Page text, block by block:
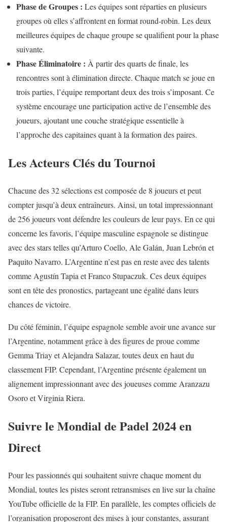
Phase de Groupes : Les équipes sont réparties en plusieurs
groupes où elles s’affrontent en format round-robin. Les deux
meilleures équipes de chaque groupe se qualifient pour la phase
suivante.
Phase Éliminatoire : À partir des quarts de finale, les
rencontres sont à élimination directe. Chaque match se joue en
trois parties, l’équipe remportant deux des trois s’imposant. Ce
système encourage une participation active de l’ensemble des
joueurs, ajoutant une couche stratégique essentielle à
l’approche des capitaines quant à la formation des paires.
Les Acteurs Clés du Tournoi
Chacune des 32 sélections est composée de 8 joueurs et peut
compter jusqu’à deux entraîneurs. Ainsi, un total impressionnant
de 256 joueurs vont défendre les couleurs de leur pays. En ce qui
concerne les favoris, l’équipe masculine espagnole se distingue
avec des stars telles qu’Arturo Coello, Ale Galán, Juan Lebrón et
Paquito Navarro. L’Argentine n’est pas en reste avec des talents
comme Agustín Tapia et Franco Stupaczuk. Ces deux équipes
sont en tête des pronostics, partageant une égalité dans leurs
chances de victoire.
Du côté féminin, l’équipe espagnole semble avoir une avance sur
l’Argentine, notamment grâce à des figures de proue comme
Gemma Triay et Alejandra Salazar, toutes deux en haut du
classement FIP. Cependant, l’Argentine présente également un
alignement impressionnant avec des joueuses comme Aranzazu
Osoro et Virginia Riera.
Suivre le Mondial de Padel 2024 en
Direct
Pour les passionnés qui souhaitent suivre chaque moment du
Mondial, toutes les pistes seront retransmises en live sur la chaîne
YouTube officielle de la FIP. En parallèle, les comptes officiels de
l’organisation proposeront des mises à jour constantes, assurant